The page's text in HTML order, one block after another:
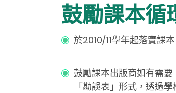
鼓勵課本循
於2010/11學年起落實課
鼓勵課本出版商如有需
「勘誤表」形式，透過